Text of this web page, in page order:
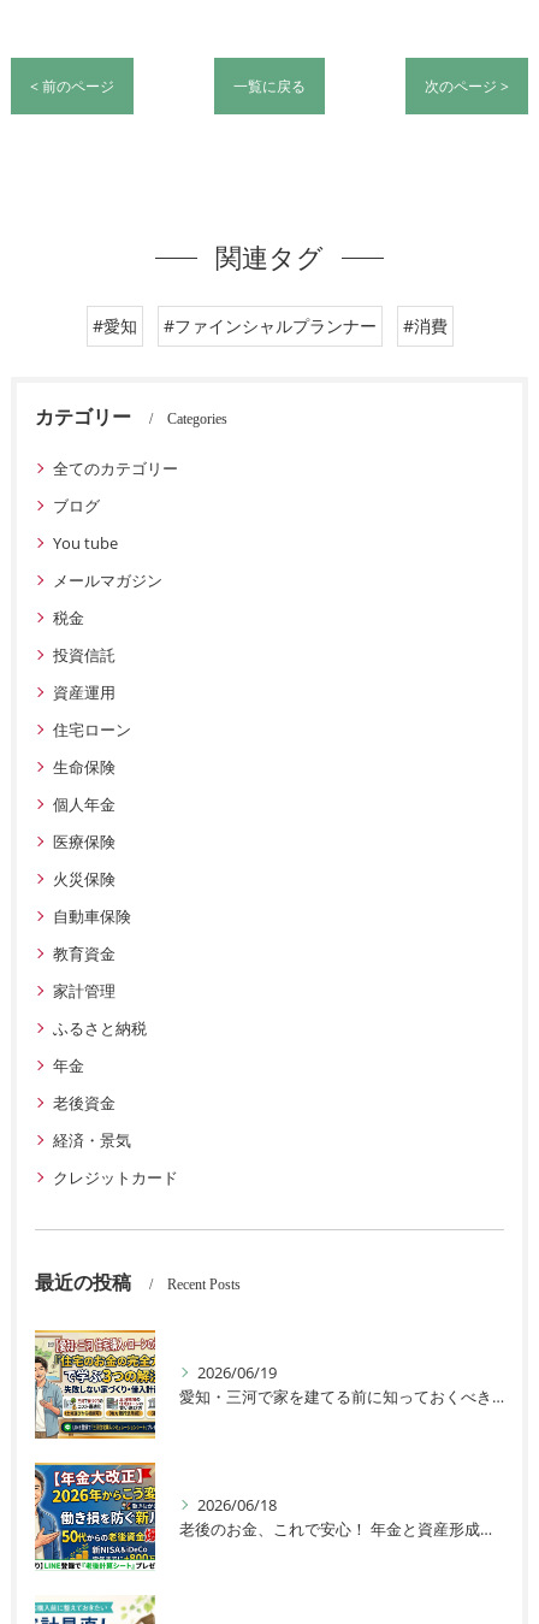
< 前のページ 一覧に戻る 次のページ >
関連タグ
#愛知 #ファインシャルプランナー #消費
カテゴリー Categories
全てのカテゴリー
ブログ
You tube
メールマガジン
税金
投資信託
資産運用
住宅ローン
生命保険
個人年金
医療保険
火災保険
自動車保険
教育資金
家計管理
ふるさと納税
年金
老後資金
経済・景気
クレジットカード
最近の投稿 Recent Posts
2026/06/19
愛知・三河で家を建てる前に知っておくべきこと 土地・ローン・家計を整える完全ガイド
2026/06/18
老後のお金、これで安心！ 年金と資産形成の完全ガイド